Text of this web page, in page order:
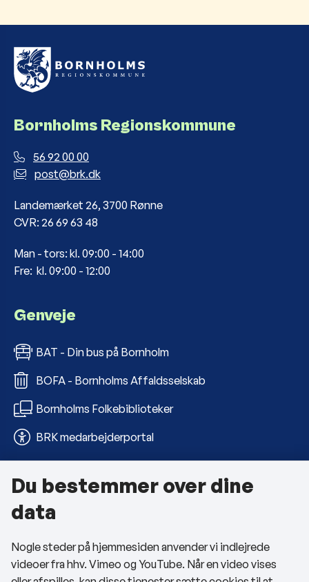
Bornholms Regionskommune
56 92 00 00
post@brk.dk
Landemærket 26, 3700 Rønne
CVR: 26 69 63 48
Man - tors: kl. 09:00 - 14:00
Fre: kl. 09:00 - 12:00
Genveje
BAT - Din bus på Bornholm
BOFA - Bornholms Affaldsselskab
Bornholms Folkebiblioteker
BRK medarbejderportal
Om kommunen
Kontakt os
Telefon- og åbningstider
Tilgængelighedserklæring
Du bestemmer over dine
data
Nogle steder på hjemmesiden anvender vi indlejrede
videoer fra hhv. Vimeo og YouTube. Når en video vises